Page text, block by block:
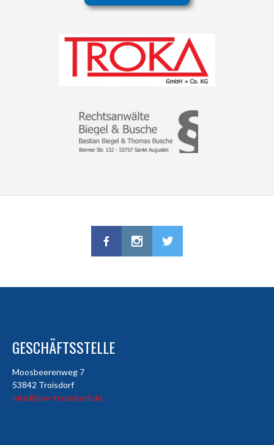
GESCHÄFTSSTELLE
Moosbeerenweg 7
53842 Troisdorf
info@hsv-troisdorf.de